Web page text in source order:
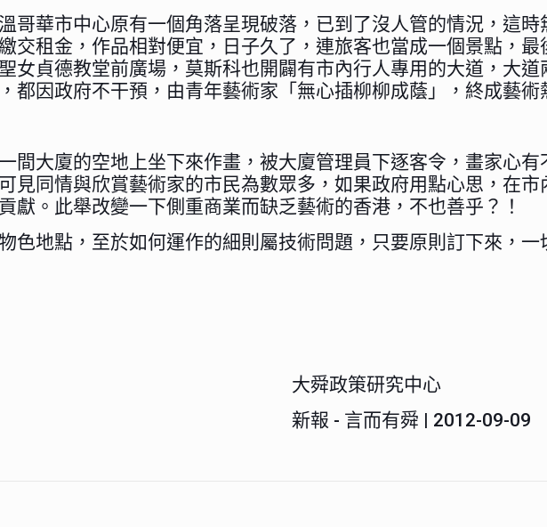
哥華市中心原有一個角落呈現破落，已到了沒人管的情況，這
交租金，作品相對便宜，日子久了，連旅客也當成一個景點，
女貞德教堂前廣場，莫斯科也開闢有市內行人專用的大道，大
都因政府不干預，由青年藝術家「無心插柳柳成蔭」，終成藝術
間大廈的空地上坐下來作畫，被大廈管理員下逐客令，畫家心有
見同情與欣賞藝術家的市民為數眾多，如果政府用點心思，在
獻。此舉改變一下側重商業而缺乏藝術的香港，不也善乎？！
色地點，至於如何運作的細則屬技術問題，只要原則訂下來，一
大舜政策研究中心
新報 - 言而有舜 | 2012-09-09